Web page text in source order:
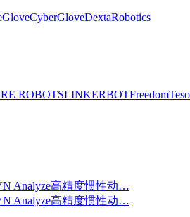
CyberGloveDextaRobotics
ROBOTSLINKERBOTFreedom
Analyze高精度惯性动…
Analyze高精度惯性动…